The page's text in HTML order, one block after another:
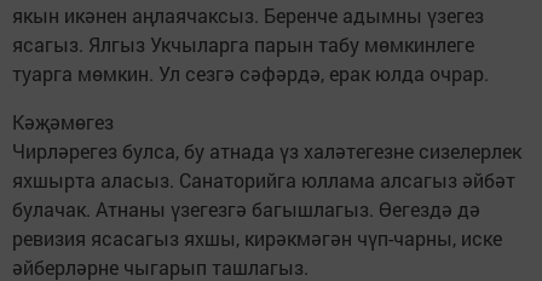
якын икәнен аңлаячаксыз. Беренче адымны үзегез
ясагыз. Ялгыз Укчыларга парын табу мөмкинлеге
туарга мөмкин. Ул сезгә сәфәрдә, ерак юлда очрар.
Кәҗәмөгез
Чирләрегез булса, бу атнада үз халәтегезне сизелерлек
яхшырта аласыз. Санаторийга юллама алсагыз әйбәт
булачак. Атнаны үзегезгә багышлагыз. Өегездә дә
ревизия ясасагыз яхшы, кирәкмәгән чүп-чарны, иске
әйберләрне чыгарып ташлагыз.